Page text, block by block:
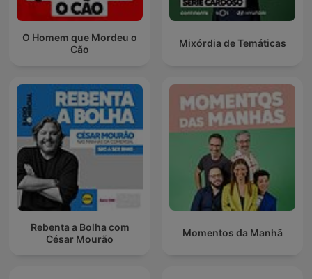
O Homem que Mordeu o
Cão
Mixórdia de Temáticas
Rebenta a Bolha com
César Mourão
Momentos da Manhã